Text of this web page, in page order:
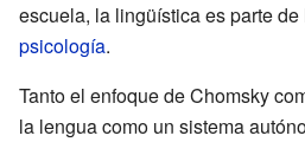
escuela, la lingüística es parte de
psicología.
Tanto el enfoque de Chomsky
la lengua como un sistema